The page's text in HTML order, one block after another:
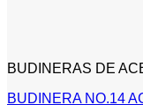
BUDINERAS DE
BUDINERA NO.14